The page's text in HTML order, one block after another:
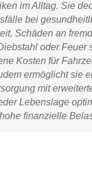
im Alltag. Sie
bei
Schäden an
oder Feuer
Kosten für
ermöglicht sie
mit
Lebenslage
finanzielle